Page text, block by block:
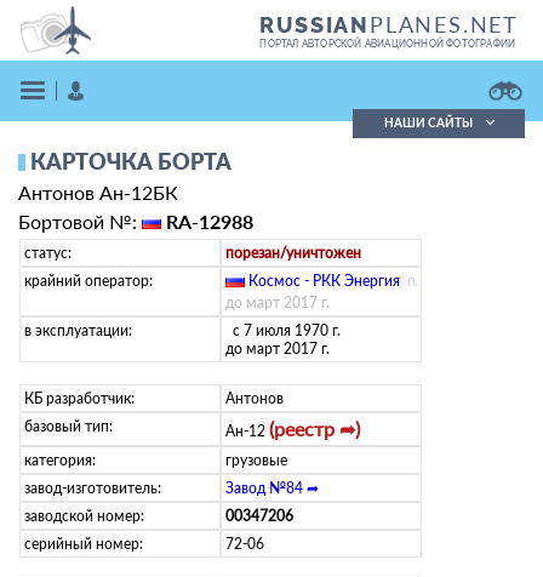
RUSSIANPLANES.NET
ПОРТАЛ АВТОРСКОЙ АВИАЦИОННОЙ ФОТОГРАФИИ
ВОЙТИ
ЗАРЕГИСТРИРОВАТЬСЯ
Поиск фотографий
Кратко
НАШИ САЙТЫ
КАРТОЧКА БОРТА
Антонов Ан-12БК
Бортовой №:
RA-12988
статус:
порезан/уничтожен
крайний оператор:
Космос - РКК Энергия ru
до март 2017 г.
в эксплуатации:
с 7 июля 1970 г.
до март 2017 г.
КБ разработчик:
Антонов
базовый тип:
Ан-12 (реестр ➦)
категория:
грузовые
завод-изготовитель:
Завод №84 ➦
заводской номер:
00347206
серийный номер:
72-06